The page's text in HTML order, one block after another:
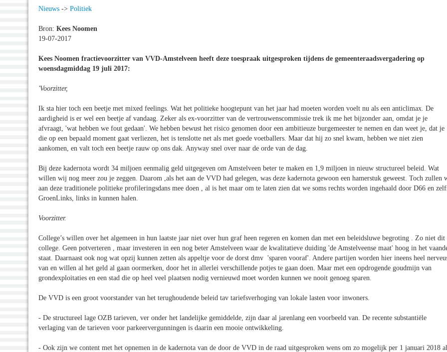
Nieuws -> Politiek
Bron: Kees Noomen
19-07-2017
Kees Noomen fractievoorzitter van VVD-Amstelveen heeft deze toespraak uitgesproken tijdens de gemeenteraadsvergadering op
woensdagmiddag 19 juli 2017:
'Voorzitter,
Ik sta hier toch een beetje met mixed feelings. Wat het politieke hoogtepunt van het jaar had moeten worden voelt nu als een anticlimax. De
aardigheid is er wel een beetje af vandaag. Zeker als ex-voorzitter van de vertrouwenscommissie trek ik me het bijzonder aan, omdat je je
afvraagt, 'wat hebben we fout gedaan'. We hebben bewust het risico genomen door een ambitieuze burgemeester te nemen en dan weet je, dat je
die op een bepaald moment gaat verliezen, het is tenslotte net als met goede voetballers. Maar dat hij zo snel kwam, hebben we niet zien
aankomen, en valt toch een beetje rauw op ons dak. Anyway snel over naar de orde van de dag.
Bij deze kadernota wordt 34 miljoen eenmalig geld uitgegeven om Amstelveen beter te maken en 1,9 miljoen in nieuw structureel beleid. Wat
willen wij nog meer zou je zeggen. Daarom ,als het aan de VVD had gelegen, was deze kadernota gewoon een hamerstuk geweest. Toch zullen
aan deze traditionele politieke profileringsdans mee doen , al is het maar om te laten zien dat we soms rechts worden ingehaald door D66 en
GroenLinks, links in kunnen halen.
Voorzitter.
College’s willen over het algemeen in hun laatste jaar niet over hun graf heen regeren en komen dan met een beleidsluwe begroting . Zo niet dit
college. Geen potverteren , maar investeren in een nog beter Amstelveen waar de kwalitatieve duiding 'de Amstelveense maat' hoog in het
staat. Daarnaast ook nog wat opzij kunnen zetten als appeltje voor de dorst dmv 'sparen vooraf'. Andere partijen worden hier ineens heel
van en willen al het geld al gaan oormerken, door het in allerlei verschillende potjes te gaan doen. Maar met een opdrogende goudmijn van
grondexploitaties en een stad die op heel veel plaatsen nodig vernieuwd moet worden kunnen we nooit genoeg sparen.
De VVD is een groot voorstander van het terughoudende beleid tav tariefsverhoging van lokale lasten voor inwoners.
- De structureel lage OZB tarieven, ver onder het landelijke gemiddelde, zijn daar al jarenlang een voorbeeld van. De recente substantiële
verlaging van de tarieven voor parkeervergunningen is daarin een mooie ontwikkeling.
- Ook zijn we content met het opnemen in de kadernota van de door de VVD in de raad uitgesproken wens om zo mogelijk per 1 januari 2018 al